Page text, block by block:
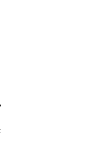
landbouw